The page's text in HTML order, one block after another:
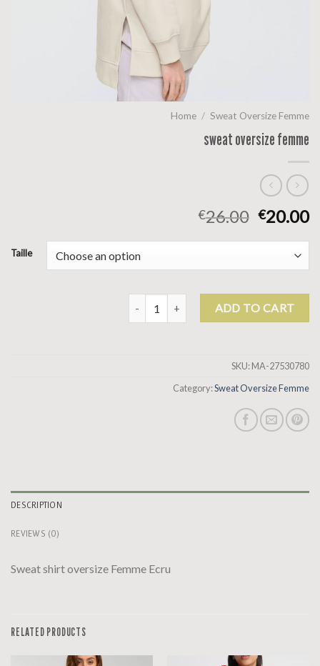
Home / Sweat Oversize Femme
sweat oversize femme
€26.00 €20.00
Taille
sweat oversize femme quantity
ADD TO CART
SKU:MA-27530780
Category:Sweat Oversize Femme
DESCRIPTION
REVIEWS (0)
Sweat shirt oversize Femme Ecru
RELATED PRODUCTS